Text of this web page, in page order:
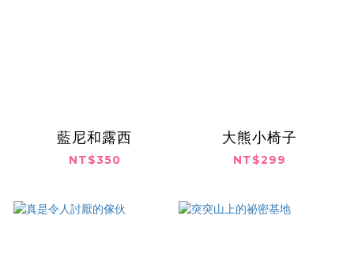
藍尼和露西
NT$350
大熊小椅子
NT$299